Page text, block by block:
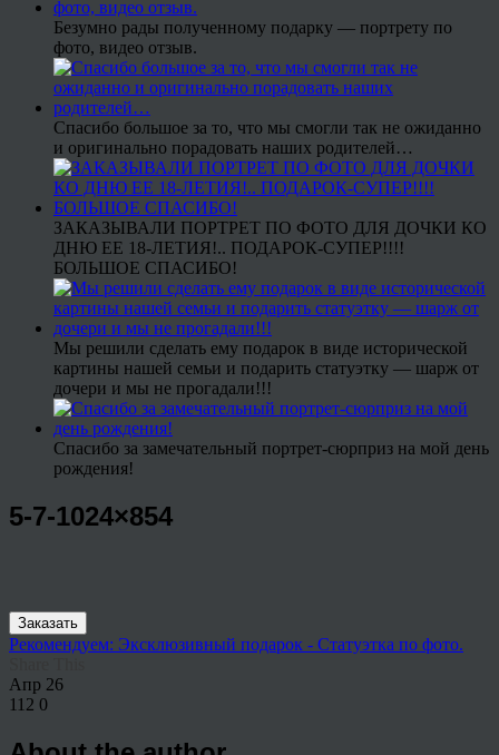
Безумно рады полученному подарку — портрету по
фото, видео отзыв.
Спасибо большое за то, что мы смогли так не ожиданно
и оригинально порадовать наших родителей…
ЗАКАЗЫВАЛИ ПОРТРЕТ ПО ФОТО ДЛЯ ДОЧКИ КО
ДНЮ ЕЕ 18-ЛЕТИЯ!.. ПОДАРОК-СУПЕР!!!!
БОЛЬШОЕ СПАСИБО!
Мы решили сделать ему подарок в виде исторической
картины нашей семьи и подарить статуэтку — шарж от
дочери и мы не прогадали!!!
Спасибо за замечательный портрет-сюрприз на мой день
рождения!
5-7-1024×854
Заказать
Рекомендуем: Эксклюзивный подарок - Статуэтка по фото.
Апр 26
112 0